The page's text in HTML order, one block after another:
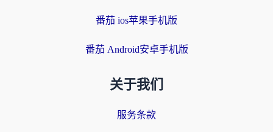
番茄 ios苹果手机版
番茄 Android安卓手机版
关于我们
服务条款